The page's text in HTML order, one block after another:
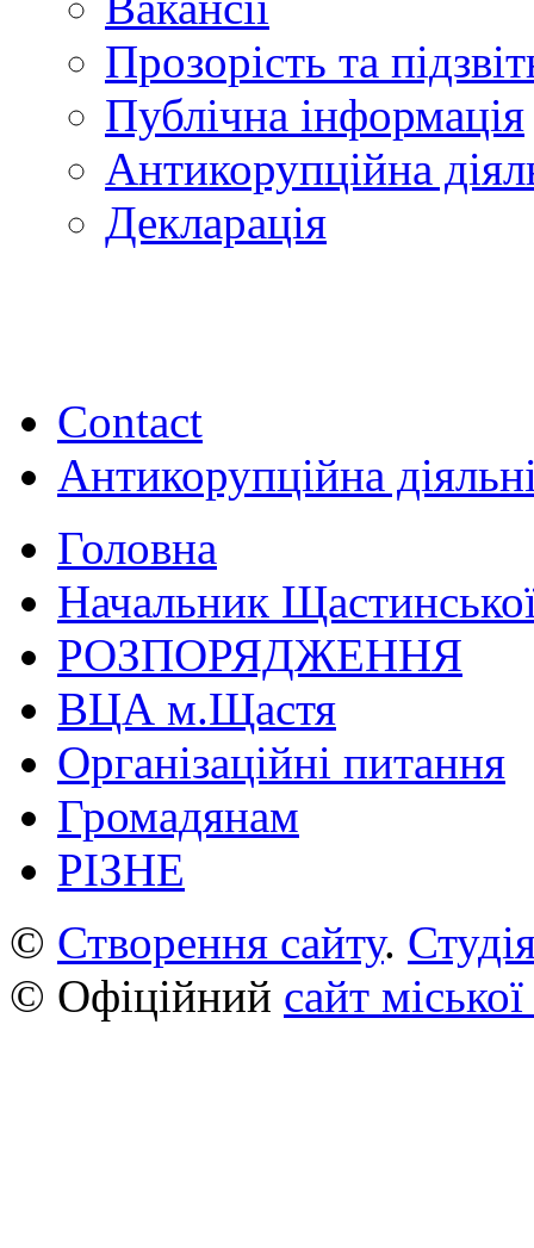
Прозорість та
Публічна інформація
Антикорупційна
Декларація
Contact
Антикорупційна
Головна
Начальник
РОЗПОРЯДЖЕННЯ
ВЦА м.Щастя
Організаційні питання
Громадянам
РІЗНЕ
© Створення сайту.
© Офіційний сайт